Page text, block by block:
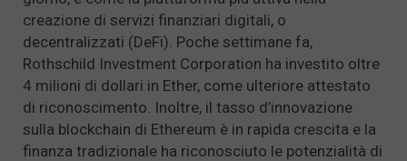
creazione di servizi finanziari digitali, o
decentralizzati (DeFi). Poche settimane fa,
Rothschild Investment Corporation ha investito oltre
4 milioni di dollari in Ether, come ulteriore attestato
di riconoscimento. Inoltre, il tasso d’innovazione
sulla blockchain di Ethereum è in rapida crescita e la
finanza tradizionale ha riconosciuto le potenzialità di